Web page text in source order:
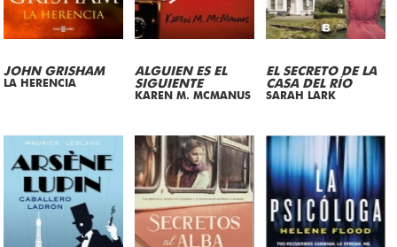
JOHN GRISHAM
LA HERENCIA
ALGUIEN ES EL
SIGUIENTE
KAREN M. MCMANUS
EL SECRETO DE LA
CASA DEL RÍO
SARAH LARK